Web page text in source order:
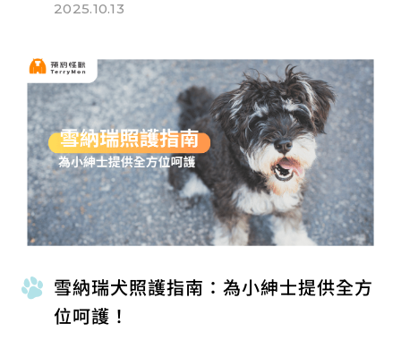
2025.10.13
雪納瑞犬照護指南：為小紳士提供全方
位呵護！